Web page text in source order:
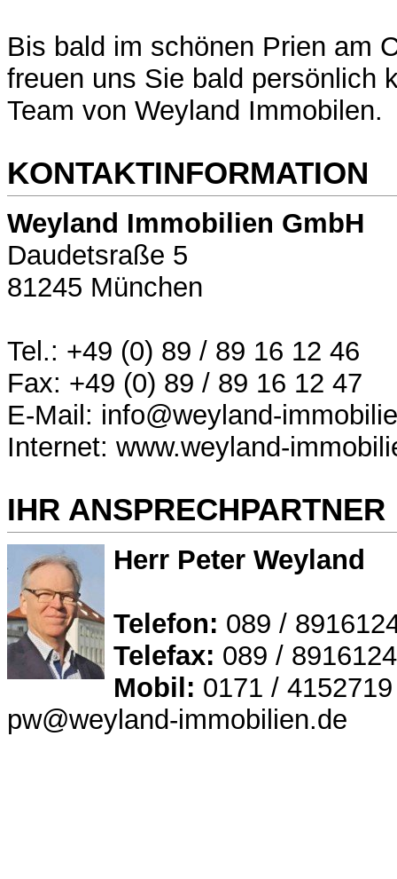
Bis bald im schönen Prien am
freuen uns Sie bald persönlich
Team von Weyland Immobilen.
KONTAKTINFORMATION
Weyland Immobilien GmbH
Daudetsraße 5
81245 München
Tel.: +49 (0) 89 / 89 16 12 46
Fax: +49 (0) 89 / 89 16 12 47
E-Mail: info@weyland-
Internet: www.weyland-
IHR ANSPRECHPARTNER
Herr Peter Weyland
Telefon: 089 /
Telefax: 089 /
Mobil: 0171 / 4152719
pw@weyland-immobilien.de